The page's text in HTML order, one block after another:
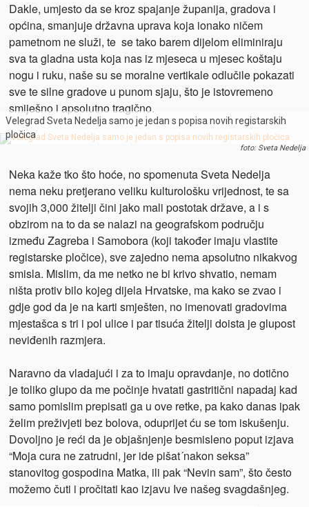
Dakle, umjesto da se kroz spajanje županija, gradova i
općina, smanjuje državna uprava koja ionako ničem
pametnom ne služi, te se tako barem dijelom eliminiraju
sva ta gladna usta koja nas iz mjeseca u mjesec koštaju
nogu i ruku, naše su se moralne vertikale odlučile pokazati
sve te silne gradove u punom sjaju, što je istovremeno
smiješno i apsolutno tragično.
Velegrad Sveta Nedelja samo je jedan s popisa novih registarskih
pločica
foto: Sveta Nedelja
Neka kaže tko što hoće, no spomenuta Sveta Nedelja
nema neku pretjerano veliku kulturološku vrijednost, te sa
svojih 3,000 žitelji čini jako mali postotak države, a i s
obzirom na to da se nalazi na geografskom području
između Zagreba i Samobora (koji također imaju vlastite
registarske pločice), sve zajedno nema apsolutno nikakvog
smisla. Mislim, da me netko ne bi krivo shvatio, nemam
ništa protiv bilo kojeg dijela Hrvatske, ma kako se zvao i
gdje god da je na karti smješten, no imenovati gradovima
mjestašca s tri i pol ulice i par tisuća žitelji doista je glupost
neviđenih razmjera.
Naravno da vladajući i za to imaju opravdanje, no dotično
je toliko glupo da me počinje hvatati gastritični napadaj kad
samo pomislim prepisati ga u ove retke, pa kako danas ipak
želim preživjeti bez bolova, oduprijet ću se tom iskušenju.
Dovoljno je reći da je objašnjenje besmisleno poput izjava
“Moja cura ne zatrudni, jer ide pišat´nakon seksa”
stanovitog gospodina Matka, ili pak “Nevin sam”, što često
možemo čuti i pročitati kao izjavu Ive našeg svagdašnjeg.